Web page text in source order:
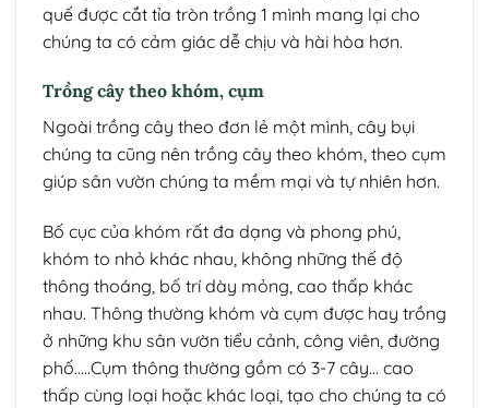
quế được cắt tỉa tròn trồng 1 mình mang lại cho
chúng ta có cảm giác dễ chịu và hài hòa hơn.
Trồng cây theo khóm, cụm
Ngoài trồng cây theo đơn lẻ một mình, cây bụi
chúng ta cũng nên trồng cây theo khóm, theo cụm
giúp sân vườn chúng ta mềm mại và tự nhiên hơn.
Bố cục của khóm rất đa dạng và phong phú,
khóm to nhỏ khác nhau, không những thế độ
thông thoáng, bố trí dày mỏng, cao thấp khác
nhau. Thông thường khóm và cụm được hay trồng
ở những khu sân vườn tiểu cảnh, công viên, đường
phố…..Cụm thông thường gồm có 3-7 cây… cao
thấp cùng loại hoặc khác loại, tạo cho chúng ta có